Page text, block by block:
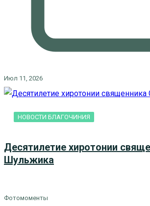
Июл 11, 2026
НОВОСТИ БЛАГОЧИНИЯ
Десятилетие хиротонии
Шульжика
Фотомоменты